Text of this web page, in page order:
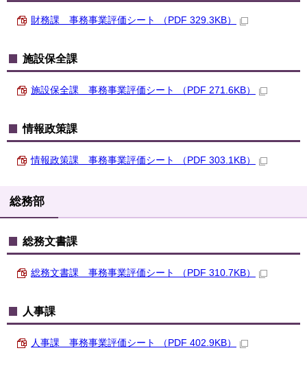
財務課 事務事業評価シート （PDF 329.3KB）
施設保全課
施設保全課 事務事業評価シート （PDF 271.6KB）
情報政策課
情報政策課 事務事業評価シート （PDF 303.1KB）
総務部
総務文書課
総務文書課 事務事業評価シート （PDF 310.7KB）
人事課
人事課 事務事業評価シート （PDF 402.9KB）